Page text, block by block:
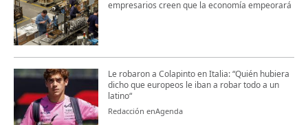
empresarios creen que la economía empeorará
Le robaron a Colapinto en Italia: “Quién hubiera
dicho que europeos le iban a robar todo a un
latino“
Redacción enAgenda